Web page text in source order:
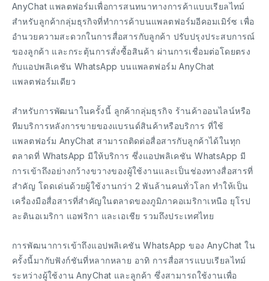
AnyChat แพลตฟอร์มเพื่อการสนทนาทางการค้าแบบเรียลไทม์
สำหรับลูกค้ากลุ่มธุรกิจที่ทำการค้าบนแพลตฟอร์มอีคอมเมิร์ซ เพื่อ
อำนวยความสะดวกในการสื่อสารกับลูกค้า ปรับปรุงประสบการณ์
ของลูกค้า และกระตุ้นการสั่งซื้อสินค้า ผ่านการเชื่อมต่อโดยตรง
กับแอปพลิเคชัน WhatsApp บนแพลตฟอร์ม AnyChat
แพลตฟอร์มเดียว
สำหรับการพัฒนาในครั้งนี้ ลูกค้ากลุ่มธุรกิจ ร้านค้าออนไลน์​หรือ
ทีมบริการหลังการขายของแบรนด์สินค้าหรือบริการ ที่ใช้
แพลตฟอร์ม AnyChat สามารถติดต่อสื่อสารกับลูกค้าได้ในทุก
ตลาดที่ WhatsApp มีให้บริการ ซึ่งแอปพลิเคชัน WhatsApp มี
การเข้าถึงอย่างกว้างขวางของผู้ใช้งานและเป็นช่องทางสื่อสารที่
สำคัญ โดดเด่นด้วยผู้ใช้งานกว่า 2 พันล้านคนทั่วโลก ทำให้เป็น
เครื่องมือสื่อสารที่สำคัญในตลาดของภูมิภาคอเมริกาเหนือ ยุโรป
ละตินอเมริกา แอฟริกา และเอเชีย รวมถึงประเทศไทย
การพัฒนาการเข้าถึงแอปพลิเคชัน WhatsApp ของ AnyChat ใน
ครั้งนี้มากับฟังก์ชันที่หลากหลาย อาทิ การสื่อสารแบบเรียลไทม์
ระหว่างผู้ใช้งาน AnyChat และลูกค้า ซึ่งสามารถใช้งานเพื่อ